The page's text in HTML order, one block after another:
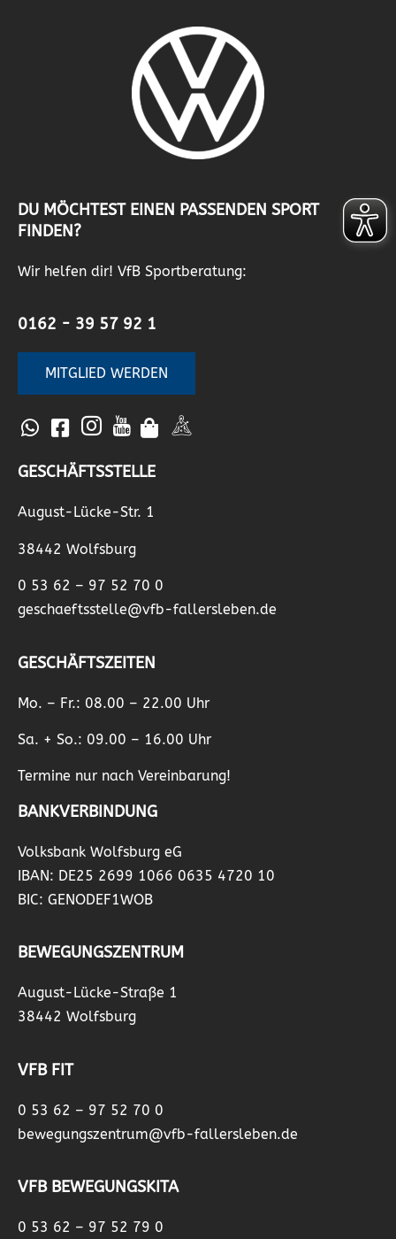
DU MÖCHTEST EINEN PASSENDEN SPORT
FINDEN?
Wir helfen dir! VfB Sportberatung:
0162 - 39 57 92 1
MITGLIED WERDEN
GESCHÄFTSSTELLE
August-Lücke-Str. 1
38442 Wolfsburg
0 53 62 – 97 52 70 0
geschaeftsstelle@vfb-fallersleben.de
GESCHÄFTSZEITEN
Mo. – Fr.: 08.00 – 22.00 Uhr
Sa. + So.: 09.00 – 16.00 Uhr
Termine nur nach Vereinbarung!
BANKVERBINDUNG
Volksbank Wolfsburg eG
IBAN: DE25 2699 1066 0635 4720 10
BIC: GENODEF1WOB
BEWEGUNGSZENTRUM
August-Lücke-Straße 1
38442 Wolfsburg
VFB FIT
0 53 62 – 97 52 70 0
bewegungszentrum@vfb-fallersleben.de
VFB BEWEGUNGSKITA
0 53 62 – 97 52 79 0